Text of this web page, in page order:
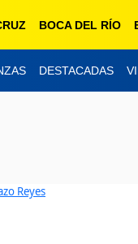
BOCA DEL RÍO
DESTACADAS
Reyes